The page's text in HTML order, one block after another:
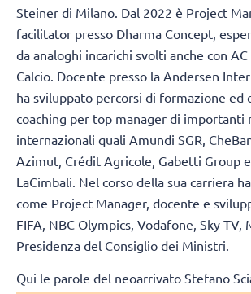
Steiner di Milano. Dal 2022 è Project
facilitator presso Dharma Concept,
da analoghi incarichi svolti anche con
Calcio. Docente presso la Andersen
ha sviluppato percorsi di formazione ed
coaching per top manager di importanti
internazionali quali Amundi SGR,
Azimut, Crédit Agricole, Gabetti Group
LaCimbali. Nel corso della sua carriera
come Project Manager, docente e
FIFA, NBC Olympics, Vodafone, Sky TV,
Presidenza del Consiglio dei Ministri.
Qui le parole del neoarrivato Stefano